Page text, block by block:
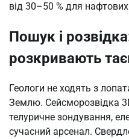
від 30–50 % для
Пошук і
розкривають
Геологи не ходять з
Землю. Сейсморозвідка
телуричне зондування,
сучасний арсенал.